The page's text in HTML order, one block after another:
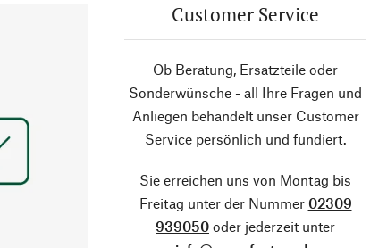
Customer Service
Ob Beratung, Ersatzteile oder
Sonderwünsche - all Ihre Fragen und
Anliegen behandelt unser Customer
Service persönlich und fundiert.
Sie erreichen uns von Montag bis
Freitag unter der Nummer 02309
939050 oder jederzeit unter